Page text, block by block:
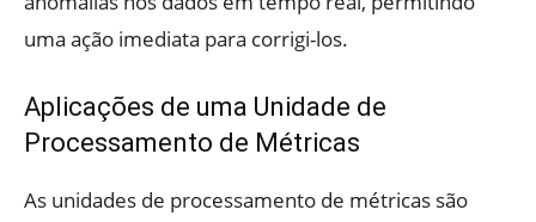
uma ação imediata para corrigi-los.
Aplicações de uma Unidade de
Processamento de Métricas
As unidades de processamento de métricas são